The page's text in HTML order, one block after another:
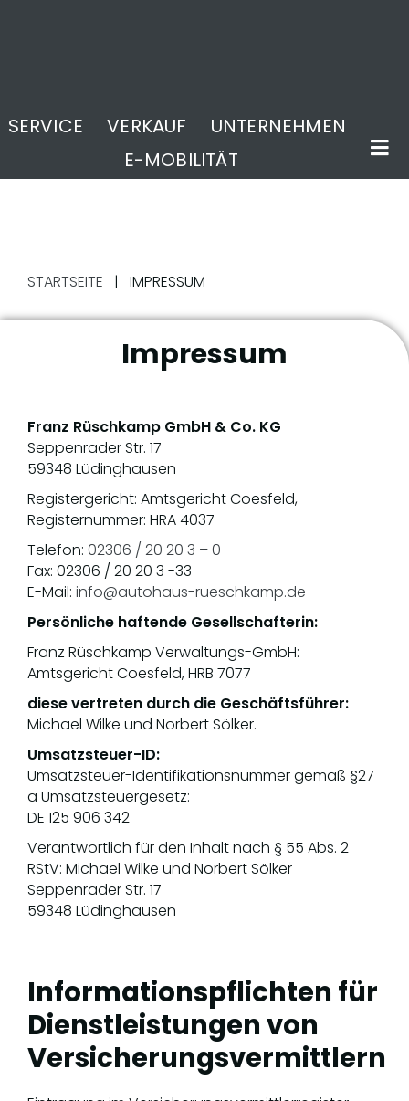
SERVICE VERKAUF
UNTERNEHMEN
E-MOBILITÄT
STARTSEITE | IMPRESSUM
Impressum
Franz Rüschkamp GmbH & Co. KG
Seppenrader Str. 17
59348 Lüdinghausen
Registergericht: Amtsgericht Coesfeld,
Registernummer: HRA 4037
Telefon: 02306 / 20 20 3 – 0
Fax: 02306 / 20 20 3 -33
E-Mail: info@autohaus-rueschkamp.de
Persönliche haftende Gesellschafterin:
Franz Rüschkamp Verwaltungs-GmbH:
Amtsgericht Coesfeld, HRB 7077
diese vertreten durch die Geschäftsführer:
Michael Wilke und Norbert Sölker.
Umsatzsteuer-ID:
Umsatzsteuer-Identifikationsnummer gemäß §27
a Umsatzsteuergesetz:
DE 125 906 342
Verantwortlich für den Inhalt nach § 55 Abs. 2
RStV: Michael Wilke und Norbert Sölker
Seppenrader Str. 17
59348 Lüdinghausen
Informationspflichten für
Dienstleistungen von
Versicherungsvermittlern